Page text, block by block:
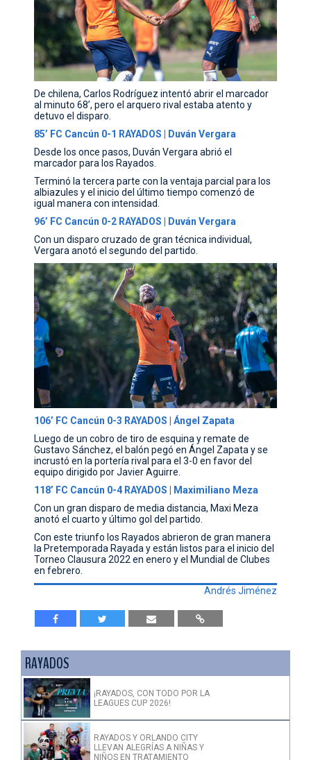
De chilena, Carlos Rodríguez intentó abrir el marcador
al minuto 68’, pero el arquero rival estaba atento y
detuvo el disparo.
85’ FC Cancún 0-1 RAYADOS | Duván Vergara
Desde los once pasos, Duván Vergara abrió el
marcador para los Rayados.
Terminó la tercera parte con la ventaja parcial para los
albiazules y el inicio del último tiempo comenzó de
igual manera con intensidad.
96’ FC Cancún 0-2 RAYADOS | Duván Vergara
Con un disparo cruzado de gran técnica individual,
Vergara anotó el segundo del partido.
106’ FC Cancún 0-3 RAYADOS | Ángel Zapata
Luego de un cobro de tiro de esquina y remate de
Gustavo Sánchez, el balón pegó en Ángel Zapata y se
incrustó en la portería rival para el 3-0 en favor del
equipo dirigido por Javier Aguirre.
118’ FC Cancún 0-4 RAYADOS | Maximiliano Meza
Con un gran disparo de media distancia, Maxi Meza
anotó el cuarto y último gol del partido.
Con este triunfo los Rayados abrieron de gran manera
la Pretemporada Rayada y están listos para el inicio del
Torneo Clausura 2022 en enero y el Mundial de Clubes
en febrero.
Andrés Jiménez
RAYADOS
¡RAYADOS, CON TODO POR LA
LEAGUES CUP 2026!
RAYADOS Y ORLANDO CITY
LLEVAN ALEGRÍAS A NIÑAS Y
NIÑOS EN TRATAMIENTO